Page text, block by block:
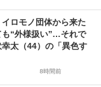
イロモノ団体から来た
も“外様扱い”…それで
太（44）の「異色す
8時間前